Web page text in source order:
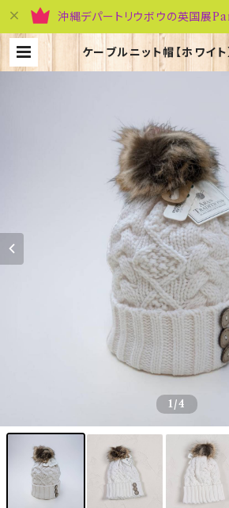
沖縄デパートリウボウの英国展
ケーブルニット帽【ホワイ
Traditions 00213-WH
1/4